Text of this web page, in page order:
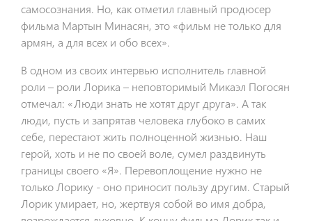
самосознания. Но, как отметил главный продюсер
фильма Мартын Минасян, это «фильм не только для
армян, а для всех и обо всех».
В одном из своих интервью исполнитель главной
роли – роли Лорика – неповторимый Микаэл Погосян
отмечал: «Люди знать не хотят друг друга». А так
люди, пусть и запрятав человека глубоко в самих
себе, перестают жить полноценной жизнью. Наш
герой, хоть и не по своей воле, сумел раздвинуть
границы своего «Я». Перевоплощение нужно не
только Лорику - оно приносит пользу другим. Старый
Лорик умирает, но, жертвуя собой во имя добра,